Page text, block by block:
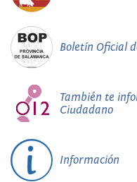
Boletín Oficial
También te
Ciudadano
Información